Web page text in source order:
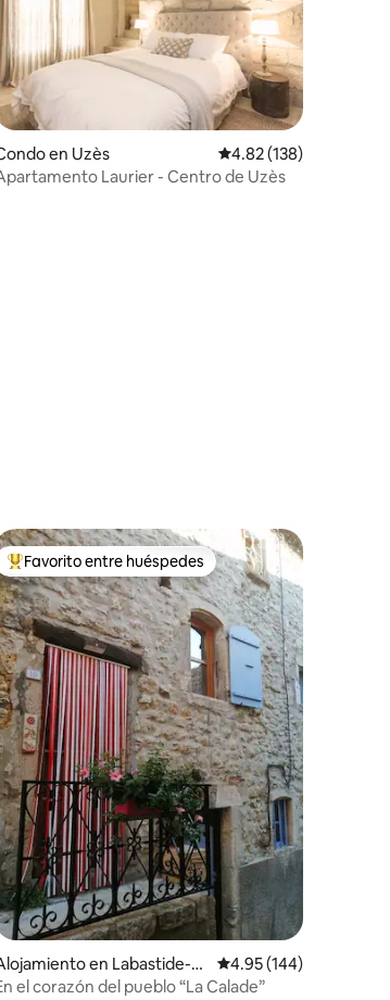
4.76 de 5, 120 reseñas
en Uzès Calificación promedio:
4.82 (138)
Laurier - Centro de Uzès
4.95 de 5, 65 reseñas
Favorito entre huéspedes preferido
Favorito entre huéspedes
en Labastide-d
Virac
Calificación promedio:
4.95 (144)
el corazón del pueblo “La Calade”